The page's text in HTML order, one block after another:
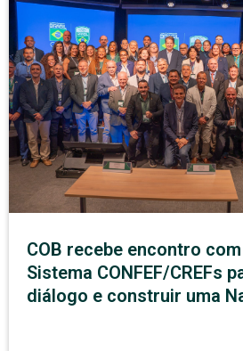
COB recebe encontro
Sistema CONFEF/CREFs
diálogo e construir uma